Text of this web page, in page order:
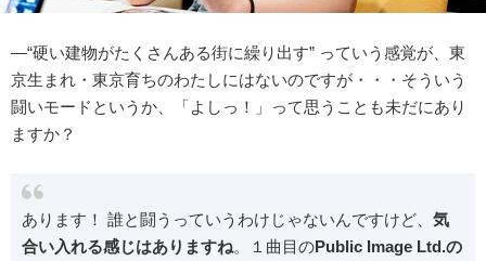
―“硬い建物がたくさんある街に繰り出す” っていう感覚が、東
京生まれ・東京育ちのわたしにはないのですが・・・そういう
闘いモードというか、「よしっ！」って思うことも未だにあり
ますか？
あります！ 誰と闘うっていうわけじゃないんですけど、 気
合い入れる感じはありますね。１曲目のPublic Image Ltd.の